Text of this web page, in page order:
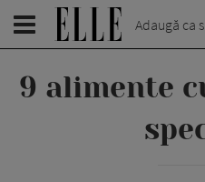
Adaugă ca
9 alimente